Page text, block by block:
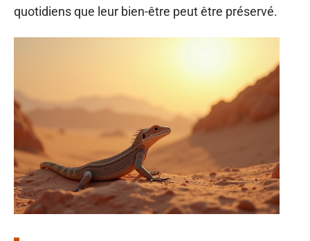
quotidiens que leur bien-être peut être préservé.